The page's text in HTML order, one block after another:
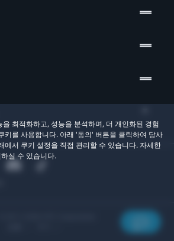
최적화하고, 성능을 분석하며, 더 개인화된 경험
키를 사용합니다. 아래 '동의' 버튼을 클릭하여 당사
에서 쿠키 설정을 직접 관리할 수 있습니다. 자세한
실 수 있습니다.